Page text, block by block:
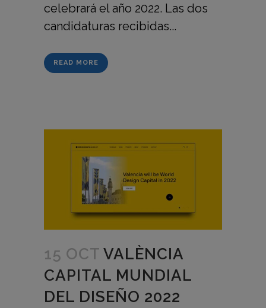
celebrará el año 2022. Las dos
candidaturas recibidas...
READ MORE
15 OCT VALÈNCIA
CAPITAL MUNDIAL
DEL DISEÑO 2022